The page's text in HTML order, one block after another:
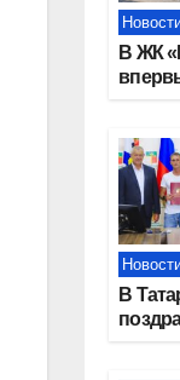
В ЖК
В